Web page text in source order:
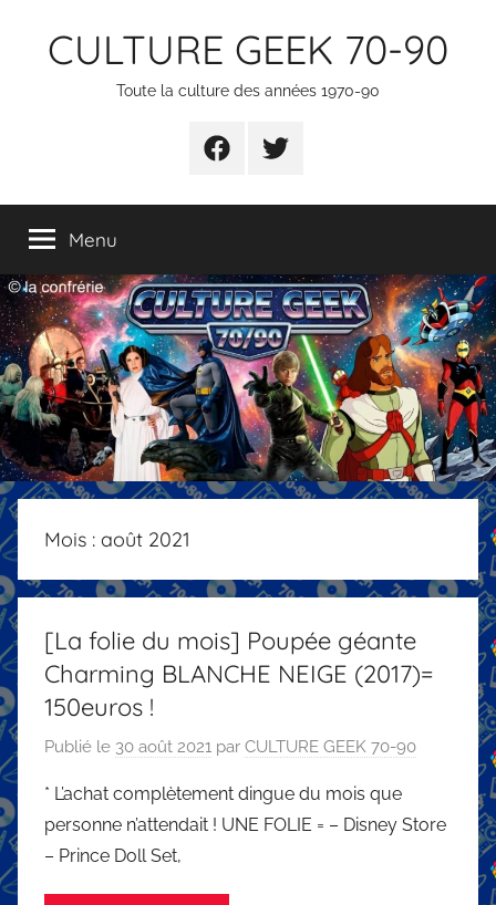
CULTURE GEEK 70-90
Toute la culture des années 1970-90
FB TW
Menu
Mois : août 2021
[La folie du mois] Poupée géante
Charming BLANCHE NEIGE (2017)=
150euros !
Publié le 30 août 2021 par CULTURE GEEK 70-90
* L’achat complètement dingue du mois que
personne n’attendait ! UNE FOLIE = – Disney Store
– Prince Doll Set,